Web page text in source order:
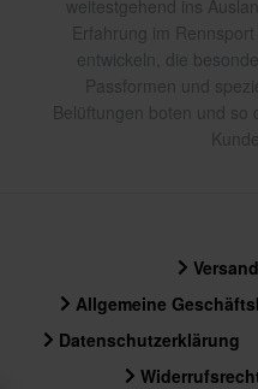
weitestgehend ins
Erfahrung im
entwickeln, die
Passformen und
Belüftungen boten und so
Allgemeine
Datenschutzerklärung